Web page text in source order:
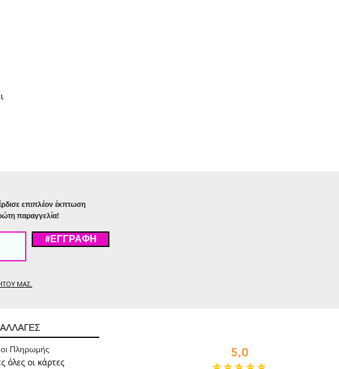
επιπλέον έκπτωση
παραγγελία!
#ΕΓΓΡΑΦΗ
ΜΑΣ.
Πληρωμής
όλες οι κάρτες
5,0